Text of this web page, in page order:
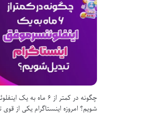
چگونه در کمتر از ۶ ماه
شویم؟ امروزه اینستاگرام یکی از قوی